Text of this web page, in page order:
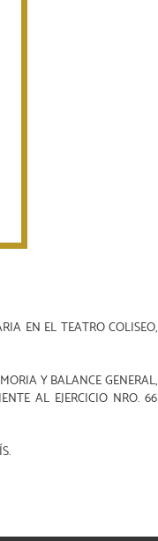
EN EL TEATRO COLISEO,
Y BALANCE GENERAL,
AL EJERCICIO NRO. 66